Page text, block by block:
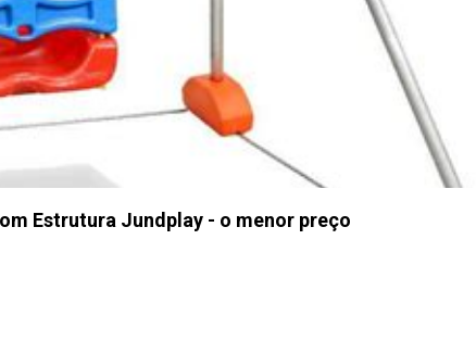
Estrutura Jundplay - o menor preço